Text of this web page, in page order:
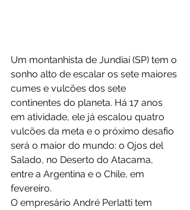
Um montanhista de Jundiaí (SP) tem o
sonho alto de escalar os sete maiores
cumes e vulcões dos sete
continentes do planeta. Há 17 anos
em atividade, ele já escalou quatro
vulcões da meta e o próximo desafio
será o maior do mundo: o Ojos del
Salado, no Deserto do Atacama,
entre a Argentina e o Chile, em
fevereiro.
O empresário André Perlatti tem